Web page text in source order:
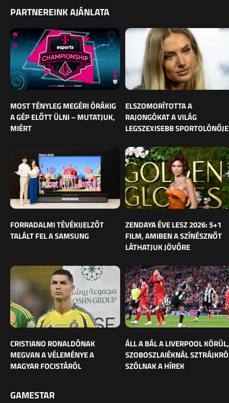
PARTNEREINK AJÁNLATA
MOST TÉNYLEG MEGÉRI ÓRÁKIG
A GÉP ELŐTT ÜLNI – MUTATJUK,
MIÉRT
ELSZOMORÍTOTTA A
RAJONGÓKAT A VILÁG
LEGSZEXISEBB SPORTOLÓNŐJE
FORRADALMI TÉVÉKIJELZŐT
TALÁLT FEL A SAMSUNG
ZENDAYA ÉVE LESZ 2026: 5+1
FILM, AMIBEN A SZÍNÉSZNŐT
LÁTHATJUK JÖVŐRE
CRISTIANO RONALDÓNAK
MEGVAN A VÉLEMÉNYE A
MAGYAR FOCISTÁRÓL
ÁLL A BÁL A LIVERPOOL KÖRÜL,
SZOBOSZLAIÉKNÁL
SZÓLNAK A HÍREK
GAMESTAR